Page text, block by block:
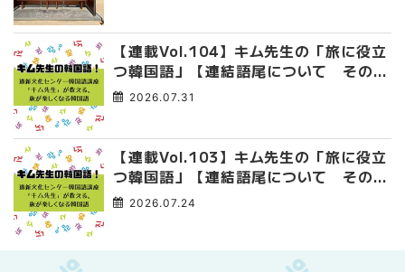
【連載Vol.104】キム先生の「旅に役立
つ韓国語」【連結語尾について その
4】2026.07.31
【連載Vol.103】キム先生の「旅に役立
つ韓国語」【連結語尾について その
3】2026.07.24